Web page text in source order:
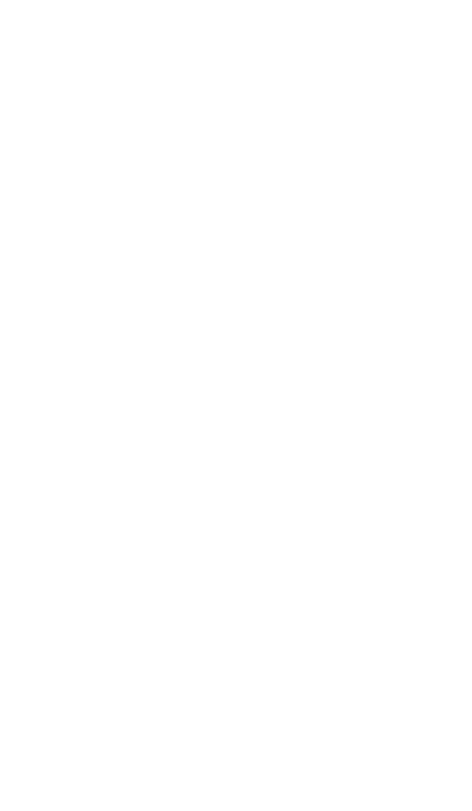
für unsere täglichen Tauchausfahrten im Oktober 2025!
der kleinen und auch großen Schätze, die unser schönes Rotes Meer zu
auf unseren mehrtägigen Minisafaris halten sie euch stets auf dem
Abu Nuhas oder an der Thistlegorm stehen auf dem Programm. Ob im Norden
erscheinen täglich! 365 Tage im Jahr könnt ihr mit uns zusammen auf die
täglichen Tauchausfahrten!